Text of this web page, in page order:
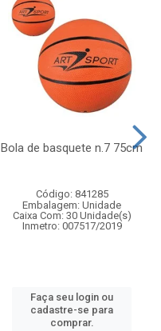
Bola de basquete n.7 75cm
Código: 841285
Embalagem: Unidade
Caixa Com: 30 Unidade(s)
Inmetro: 007517/2019
Faça seu login ou
cadastre-se para
comprar.